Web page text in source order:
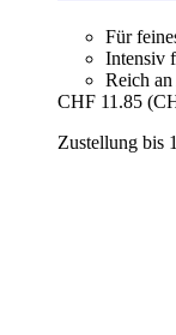
Für
Intensiv
Reich
CHF 11.85
Zustellung bis